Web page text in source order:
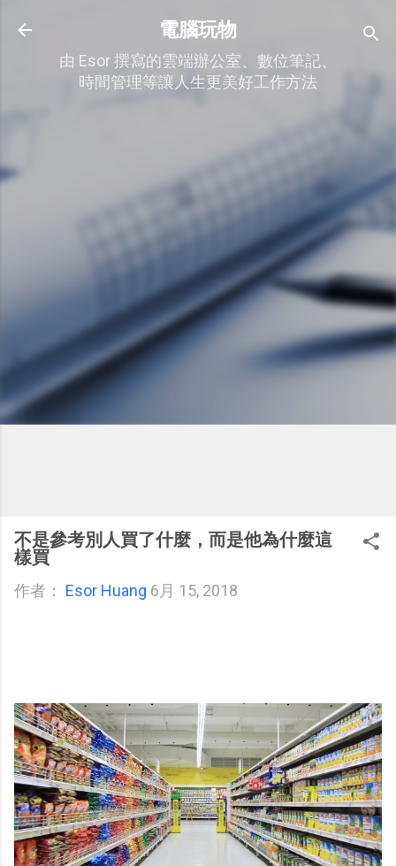
跳到主要內容
電腦玩物
由 Esor 撰寫的雲端辦公室、數位筆記、
時間管理等讓人生更美好工作方法
不是參考別人買了什麼，而是他為什麼這
樣買
作者： Esor Huang 6月 15, 2018